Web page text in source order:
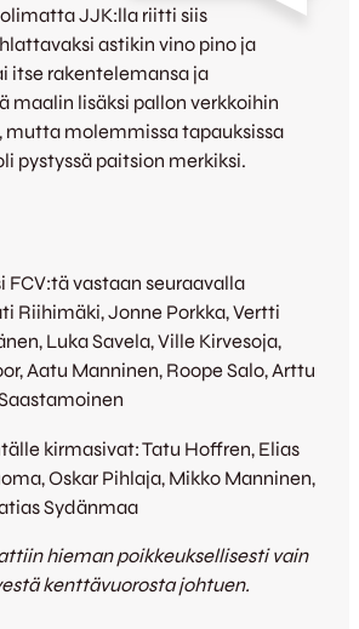
JJK:lla riitti siis
astikin vino pino ja
itse rakentelemansa ja
maalin lisäksi pallon verkkoihin
mutta molemmissa tapauksissa
pystyssä paitsion merkiksi.
FCV:tä vastaan seuraavalla
Riihimäki, Jonne Porkka, Vertti
Luka Savela, Ville Kirvesoja,
Aatu Manninen, Roope Salo, Arttu
kirmasivat: Tatu Hoffren, Elias
Oskar Pihlaja, Mikko Manninen,
Sydänmaa
hieman poikkeuksellisesti vain
kenttävuorosta johtuen.